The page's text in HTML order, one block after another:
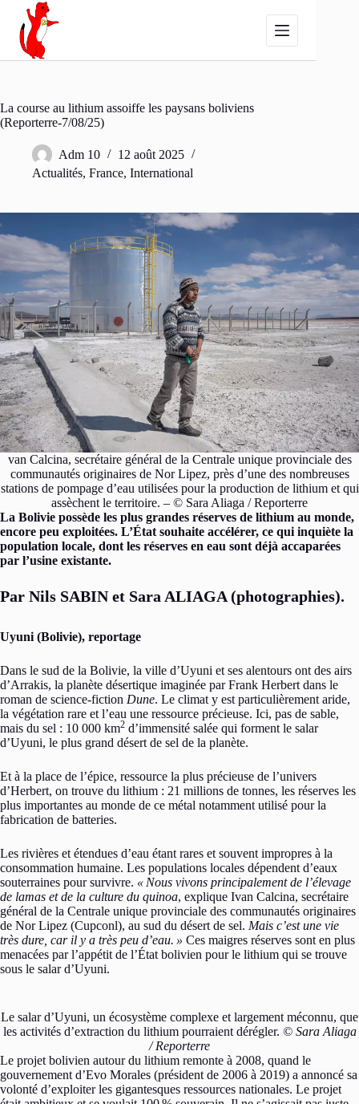
Passer
contenu
La course au lithium assoiffe les paysans boliviens
(Reporterre-7/08/25)
Adm 10
12 août 2025
Actualités, France, International
van Calcina, secrétaire général de la Centrale unique provinciale des
communautés originaires de Nor Lipez, près d’une des nombreuses
stations de pompage d’eau utilisées pour la production de lithium et qui
assèchent le territoire. – © Sara Aliaga / Reporterre
La Bolivie possède les plus grandes réserves de lithium au monde,
encore peu exploitées. L’État souhaite accélérer, ce qui inquiète la
population locale, dont les réserves en eau sont déjà accaparées
par l’usine existante.
Par Nils SABIN et Sara ALIAGA (photographies).
Uyuni (Bolivie), reportage
Dans le sud de la Bolivie, la ville d’Uyuni et ses alentours ont des airs
d’Arrakis, la planète désertique imaginée par Frank Herbert dans le
roman de science-fiction Dune. Le climat y est particulièrement aride,
la végétation rare et l’eau une ressource précieuse. Ici, pas de sable,
mais du sel : 10 000 km2 d’immensité salée qui forment le salar
d’Uyuni, le plus grand désert de sel de la planète.
Et à la place de l’épice, ressource la plus précieuse de l’univers
d’Herbert, on trouve du lithium : 21 millions de tonnes, les réserves les
plus importantes au monde de ce métal notamment utilisé pour la
fabrication de batteries.
Les rivières et étendues d’eau étant rares et souvent impropres à la
consommation humaine. Les populations locales dépendent d’eaux
souterraines pour survivre. « Nous vivons principalement de l’élevage
de lamas et de la culture du quinoa, explique Ivan Calcina, secrétaire
général de la Centrale unique provinciale des communautés originaires
de Nor Lipez (Cupconl), au sud du désert de sel. Mais c’est une vie
très dure, car il y a très peu d’eau. » Ces maigres réserves sont en plus
menacées par l’appétit de l’État bolivien pour le lithium qui se trouve
sous le salar d’Uyuni.
Le salar d’Uyuni, un écosystème complexe et largement méconnu, que
les activités d’extraction du lithium pourraient dérégler. © Sara Aliaga
/ Reporterre
Le projet bolivien autour du lithium remonte à 2008, quand le
gouvernement d’Evo Morales (président de 2006 à 2019) a annoncé sa
volonté d’exploiter les gigantesques ressources nationales. Le projet